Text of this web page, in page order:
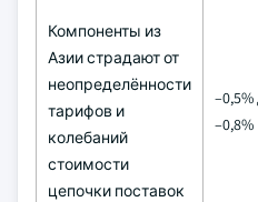
Компоненты из
Азии страдают от
неопределённости
тарифов и
колебаний
стоимости
цепочки поставок
–0,8%